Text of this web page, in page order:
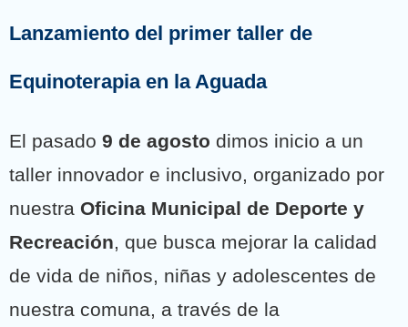
Lanzamiento del primer taller de
Equinoterapia en la Aguada
El pasado 9 de agosto dimos inicio a un
taller innovador e inclusivo, organizado por
nuestra Oficina Municipal de Deporte y
Recreación, que busca mejorar la calidad
de vida de niños, niñas y adolescentes de
nuestra comuna, a través de la